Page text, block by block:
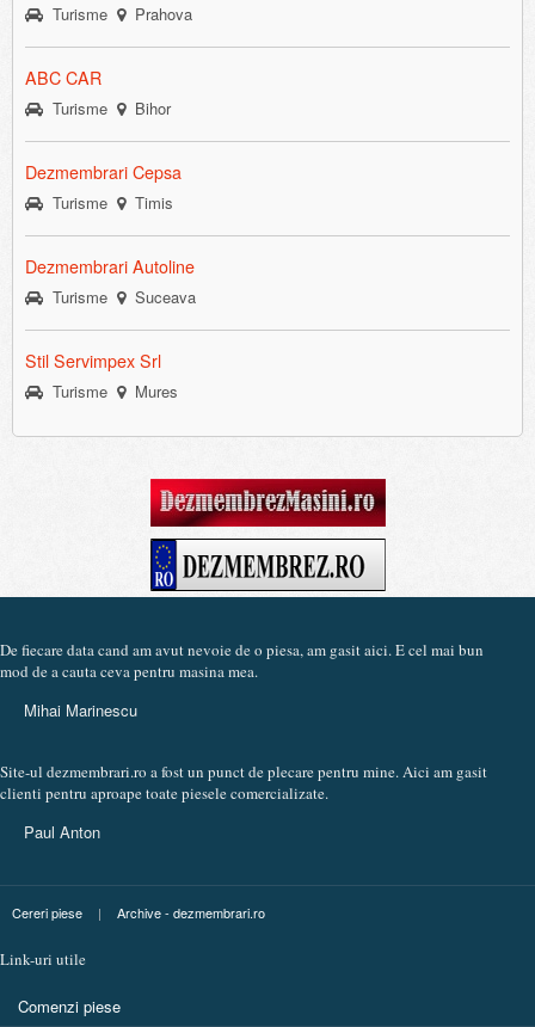
Turisme Prahova
ABC CAR
Turisme Bihor
Dezmembrari Cepsa
Turisme Timis
Dezmembrari Autoline
Turisme Suceava
Stil Servimpex Srl
Turisme Mures
De fiecare data cand am avut nevoie de o piesa, am gasit aici. E cel mai bun
mod de a cauta ceva pentru masina mea.
Mihai Marinescu
Site-ul dezmembrari.ro a fost un punct de plecare pentru mine. Aici am gasit
clienti pentru aproape toate piesele comercializate.
Paul Anton
Cereri piese | Archive - dezmembrari.ro
Link-uri utile
Comenzi piese